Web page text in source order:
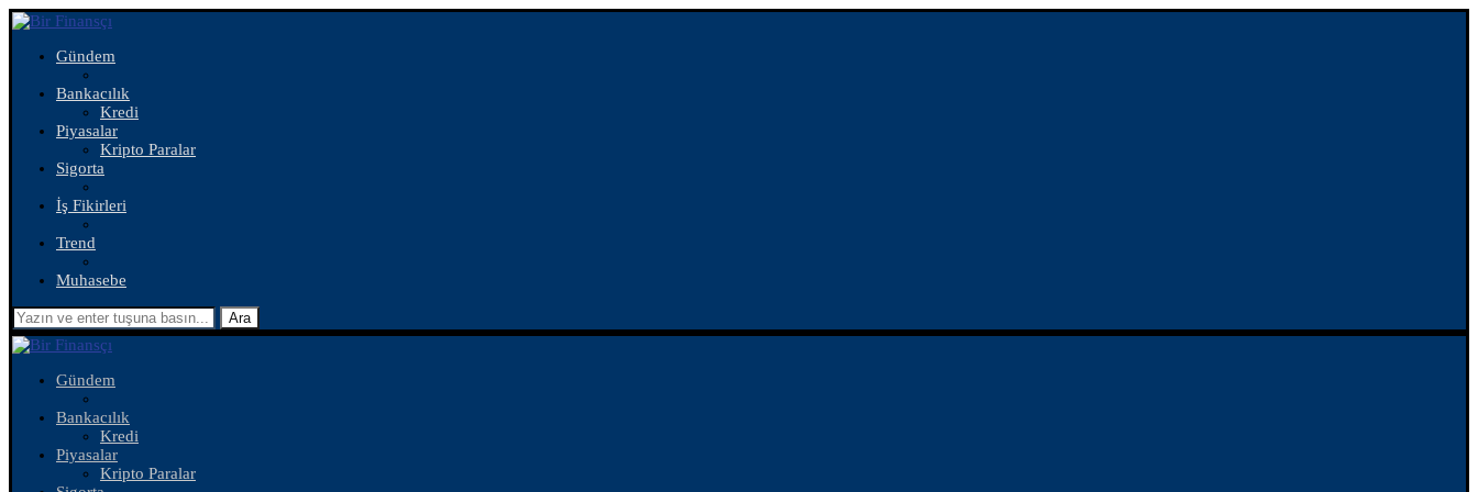
Gündem
Bankacılık
Kredi
Piyasalar
Kripto Paralar
Sigorta
İş Fikirleri
Trend
Muhasebe
Ara
Gündem
Bankacılık
Kredi
Piyasalar
Kripto Paralar